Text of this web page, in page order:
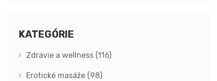
KATEGÓRIE
Zdravie a wellness (116)
Erotické masáže (98)